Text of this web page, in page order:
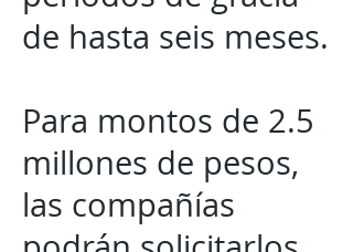
de hasta seis meses.
Para montos de 2.5
millones de pesos,
las compañías